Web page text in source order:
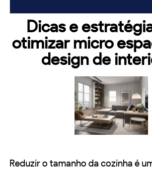
Dicas e
otimizar micro
design de
Reduzir o tamanho da cozinha é